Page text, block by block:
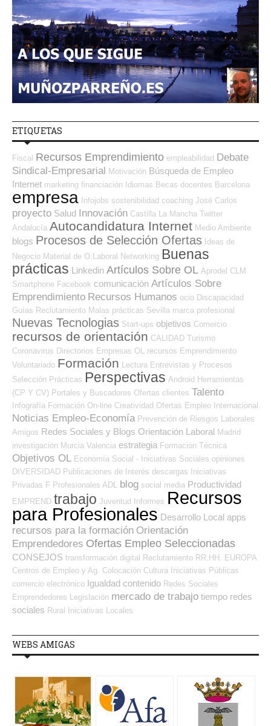
ETIQUETAS
Fiscal Recursos Emprendimiento empleabilidad Debate
Sindical-Empresarial Motivación Búsqueda de Empleo
Internet marketing financiación Idiomas Becas docentes Barcelona
empresa Infojobs sostenibilidad coaching José Carlos
proyecto Salud Innovación Castilla La Mancha Twitter
Andalucía Autocandidatura Internet Medio Ambiente
blogs Procesos de Selección Ofertas Ideas de
Negocio Material de O.Laboral Networking Buenas
prácticas Linkedin Artículos Sobre OL Aprodel CLM
Smartphone Facebook comunicación Artículos Sobre
Emprendimiento Recursos Humanos ocio Discapacidad
Guías Reclutamiento Malas prácticas Sevilla marca profesional
Nuevas Tecnologias Start-ups objetivos Comercio
recursos de orientación CALIDAD Turismo
Coronavirus Directorios Empresas OL recursos Emprendimiento
Voluntariado Formación Lectura Entrevistas y Procesos
Selección Prácticas Perspectivas Android Herramientas
(CP Y CV) Portales y Buscadores Ofertas clientes Talento
Infografía Formación On-line Creatividad Ofertas Empleo Internacional
Noticias Empleo-Economía Prevención de Riesgos Laborales
Amigos Redes Sociales y Blogs Orientación Laboral Madrid
investigación Murcia Valencia estrategia Formación Técnica
Objetivos OL Economía Social - Iniciativas Sociales opiniones
DIVERSIDAD Publicaciones de Interés descargas
Iniciativas
Privadas F Profesionales ADL blog social media Productividad
EMPREND trabajo Juventud Informes Recursos
para Profesionales Desarrollo Local apps
recursos para la formación Orientación
Emprendedores Ofertas Empleo Seleccionadas
CONSEJOS transformación digital Reclutamiento RR.HH. EUROPA
Centros de Empleo y Ag. Colocación Cultura Iniciativas Públicas
comercio electrónico Igualdad contenido Redes Sociales
Emprendedores Legislación mercado de trabajo tiempo redes
sociales Rural Iniciativas Locales
WEBS AMIGAS